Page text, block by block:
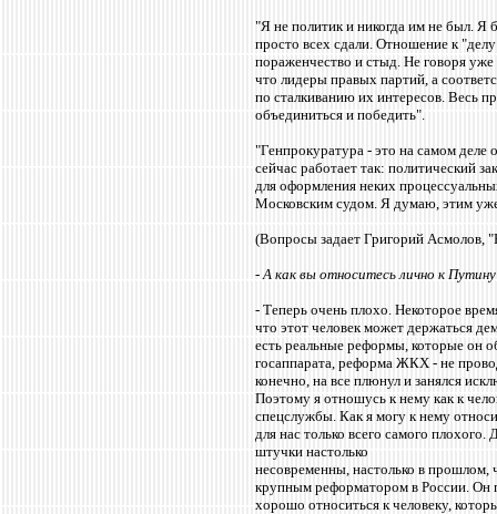
"Я не политик и никогда им не был. Я
просто всех сдали. Отношение к
пораженчество и стыд. Не говоря
что лидеры правых партий, а
по сталкиванию их интересов. Весь
объединиться и победить".
"Генпрокуратура - это на самом деле
сейчас работает так: политический
для оформления неких
Московским судом. Я думаю, этим
(Вопросы задает Григорий Асмолов,
- А как вы относитесь лично к
- Теперь очень плохо. Некоторое
что этот человек может держаться
есть реальные реформы, которые он
госаппарата, реформа ЖКХ - не
конечно, на все плюнул и занялся
Поэтому я отношусь к нему как к
спецслужбы. Как я могу к нему
для нас только всего самого
штучки настолько
несовременны, настолько в прошлом,
крупным реформатором в России. Он
хорошо относиться к человеку,